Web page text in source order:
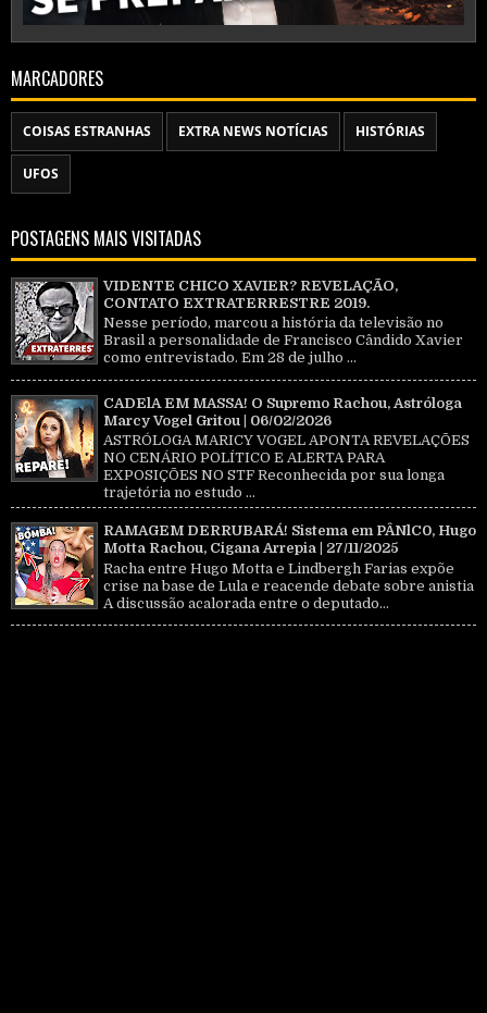
MARCADORES
COISAS ESTRANHAS EXTRA NEWS NOTÍCIAS HISTÓRIAS
UFOS
POSTAGENS MAIS VISITADAS
VIDENTE CHICO XAVIER? REVELAÇÃO,
CONTATO EXTRATERRESTRE 2019.
Nesse período, marcou a história da televisão no
Brasil a personalidade de Francisco Cândido Xavier
como entrevistado. Em 28 de julho ...
CADElA EM MASSA! O Supremo Rachou, Astróloga
Marcy Vogel Gritou | 06/02/2026
ASTRÓLOGA MARICY VOGEL APONTA REVELAÇÕES
NO CENÁRIO POLÍTICO E ALERTA PARA
EXPOSIÇÕES NO STF Reconhecida por sua longa
trajetória no estudo ...
RAMAGEM DERRUBARÁ! Sistema em PÂNlC0, Hugo
Motta Rachou, Cigana Arrepia | 27/11/2025
Racha entre Hugo Motta e Lindbergh Farias expõe
crise na base de Lula e reacende debate sobre anistia
A discussão acalorada entre o deputado...